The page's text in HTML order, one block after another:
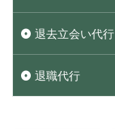
退去立会い代行
退職代行